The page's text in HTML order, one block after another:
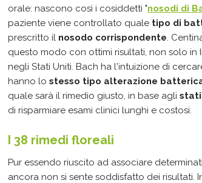
orale: nascono così i cosiddetti "nosodi di
paziente viene controllato quale tipo di
prescritto il nosodo corrispondente.
questo modo con ottimi risultati, non solo in
negli Stati Uniti. Bach ha l'intuizione di
hanno lo stesso tipo alterazione
quale sarà il rimedio giusto, in base agli stati
di risparmiare esami clinici lunghi e costosi.
I 38 rimedi floreali
Pur essendo riuscito ad associare
ancora non si sente soddisfatto dei risultati.